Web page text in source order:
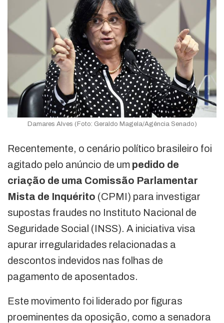
Damares Alves (Foto: Geraldo Magela/Agência Senado)
Recentemente, o cenário político brasileiro foi
agitado pelo anúncio de um pedido de
criação de uma Comissão Parlamentar
Mista de Inquérito (CPMI) para investigar
supostas fraudes no Instituto Nacional de
Seguridade Social (INSS). A iniciativa visa
apurar irregularidades relacionadas a
descontos indevidos nas folhas de
pagamento de aposentados.
Este movimento foi liderado por figuras
proeminentes da oposição, como a senadora